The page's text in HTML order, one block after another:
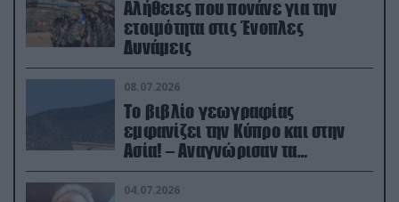
Αλήθειες που πονάνε για την
ετοιμότητα στις Ένοπλες
Δυνάμεις
08.07.2026
Το βιβλίο γεωγραφίας
εμφανίζει την Κύπρο και στην
Ασία! – Αναγνώρισαν τα
κατεχόμενα; (φωτο)
04.07.2026